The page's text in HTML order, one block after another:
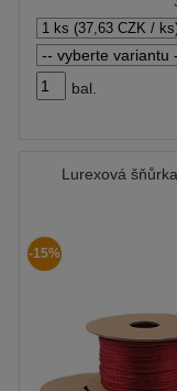
bal.
Lurexová
-15%